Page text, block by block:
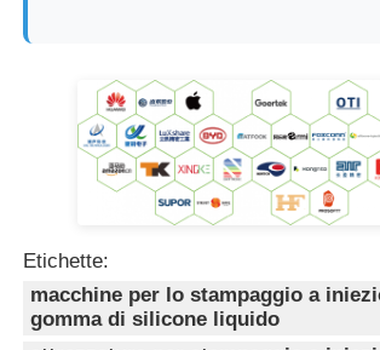
Etichette:
macchine per lo stampaggio a
gomma di silicone liquido